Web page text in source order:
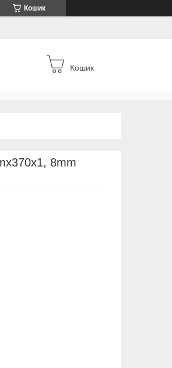
Кошик
Кошик
8mm